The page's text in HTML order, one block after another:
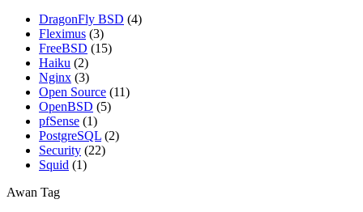
DragonFly BSD (4)
Fleximus (3)
FreeBSD (15)
Haiku (2)
Nginx (3)
Open Source (11)
OpenBSD (5)
pfSense (1)
PostgreSQL (2)
Security (22)
Squid (1)
Awan Tag